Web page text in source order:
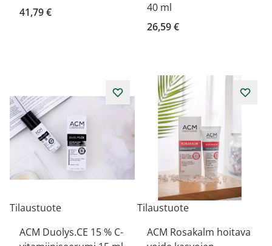
41,79 €
40 ml
26,59 €
Tilaustuote
ACM Duolys.CE 15 % C-
Tilaustuote
ACM Rosakalm hoitava